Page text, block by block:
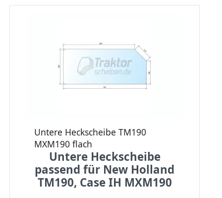
Untere Heckscheibe TM190
MXM190 flach
Untere Heckscheibe
passend für New Holland
TM190, Case IH MXM190